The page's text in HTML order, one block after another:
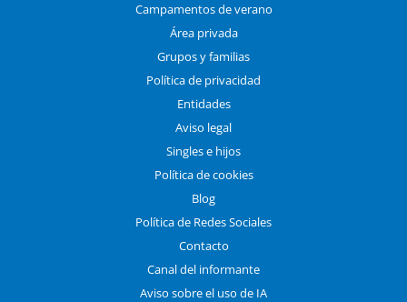
Campamentos de verano
Área privada
Grupos y familias
Política de privacidad
Entidades
Aviso legal
Singles e hijos
Política de cookies
Blog
Política de Redes Sociales
Contacto
Canal del informante
Aviso sobre el uso de IA